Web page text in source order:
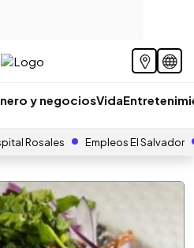
y negociosVida
Rosales Empleos El Salvador